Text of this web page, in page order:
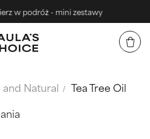
w podróż - mini zestawy
Natural
Tea Tree Oil